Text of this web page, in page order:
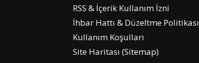
RSS & İçerik Kullanım İzni
İhbar Hattı & Düzeltme Politikası
Kullanım Koşulları
Site Haritası (Sitemap)